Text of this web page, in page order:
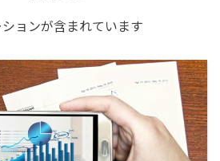
ョンが含まれています